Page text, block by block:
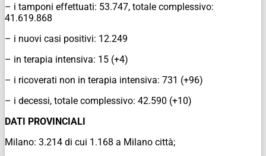
– i tamponi effettuati: 53.747, totale complessivo:
41.619.868
– i nuovi casi positivi: 12.249
– in terapia intensiva: 15 (+4)
– i ricoverati non in terapia intensiva: 731 (+96)
– i decessi, totale complessivo: 42.590 (+10)
DATI PROVINCIALI
Milano: 3.214 di cui 1.168 a Milano città;